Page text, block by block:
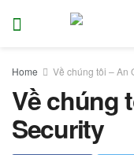
Home Về chúng tôi – An
Về chúng
Security